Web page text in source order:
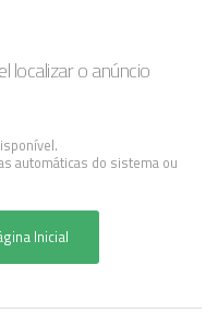
localizar o anúncio
automáticas do sistema ou
Inicial